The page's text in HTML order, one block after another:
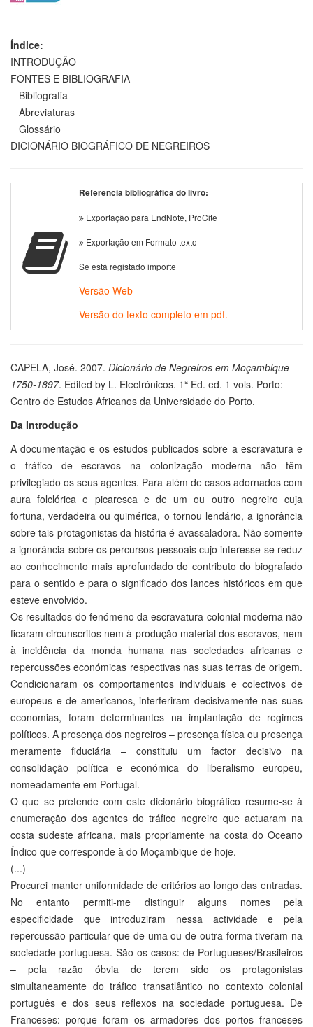
Índice:
INTRODUÇÃO
FONTES E BIBLIOGRAFIA
Bibliografia
Abreviaturas
Glossário
DICIONÁRIO BIOGRÁFICO DE NEGREIROS
Referência bibliográfica do livro:
Exportação para EndNote, ProCite
Exportação em Formato texto
Se está registado importe
Versão Web
Versão do texto completo em pdf.
CAPELA, José. 2007. Dicionário de Negreiros em Moçambique
1750-1897. Edited by L. Electrónicos. 1ª Ed. ed. 1 vols. Porto:
Centro de Estudos Africanos da Universidade do Porto.
Da Introdução
A documentação e os estudos publicados sobre a escravatura e
o tráfico de escravos na colonização moderna não têm
privilegiado os seus agentes. Para além de casos adornados com
aura folclórica e picaresca e de um ou outro negreiro cuja
fortuna, verdadeira ou quimérica, o tornou lendário, a ignorância
sobre tais protagonistas da história é avassaladora. Não somente
a ignorância sobre os percursos pessoais cujo interesse se reduz
ao conhecimento mais aprofundado do contributo do biografado
para o sentido e para o significado dos lances históricos em que
esteve envolvido.
Os resultados do fenómeno da escravatura colonial moderna não
ficaram circunscritos nem à produção material dos escravos, nem
à incidência da monda humana nas sociedades africanas e
repercussões económicas respectivas nas suas terras de origem.
Condicionaram os comportamentos individuais e colectivos de
europeus e de americanos, interferiram decisivamente nas suas
economias, foram determinantes na implantação de regimes
políticos. A presença dos negreiros – presença física ou presença
meramente fiduciária – constituiu um factor decisivo na
consolidação política e económica do liberalismo europeu,
nomeadamente em Portugal.
O que se pretende com este dicionário biográfico resume-se à
enumeração dos agentes do tráfico negreiro que actuaram na
costa sudeste africana, mais propriamente na costa do Oceano
Índico que corresponde à do Moçambique de hoje.
(...)
Procurei manter uniformidade de critérios ao longo das entradas.
No entanto permiti-me distinguir alguns nomes pela
especificidade que introduziram nessa actividade e pela
repercussão particular que de uma ou de outra forma tiveram na
sociedade portuguesa. São os casos: de Portugueses/Brasileiros
– pela razão óbvia de terem sido os protagonistas
simultaneamente do tráfico transatlântico no contexto colonial
português e dos seus reflexos na sociedade portuguesa. De
Franceses: porque foram os armadores dos portos franceses